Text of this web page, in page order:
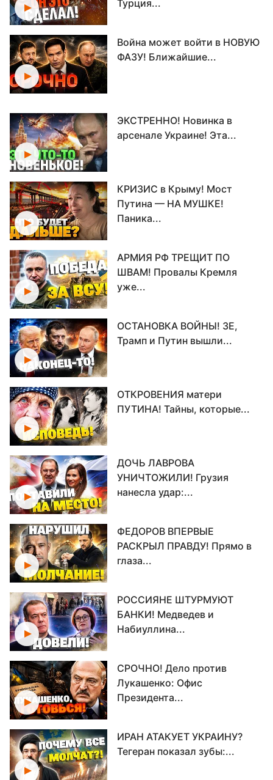
Турция...
Война может войти в НОВУЮ
ФАЗУ! Ближайшие...
ЭКСТРЕННО! Новинка в
арсенале Украине! Эта...
КРИЗИС в Крыму! Мост
Путина — НА МУШКЕ!
Паника...
АРМИЯ РФ ТРЕЩИТ ПО
ШВАМ! Провалы Кремля
уже...
ОСТАНОВКА ВОЙНЫ! ЗЕ,
Трамп и Путин вышли...
ОТКРОВЕНИЯ матери
ПУТИНА! Тайны, которые...
ДОЧЬ ЛАВРОВА
УНИЧТОЖИЛИ! Грузия
нанесла удар:...
ФЕДОРОВ ВПЕРВЫЕ
РАСКРЫЛ ПРАВДУ! Прямо в
глаза...
РОССИЯНЕ ШТУРМУЮТ
БАНКИ! Медведев и
Набиуллина...
СРОЧНО! Дело против
Лукашенко: Офис
Президента...
ИРАН АТАКУЕТ УКРАИНУ?
Тегеран показал зубы:...